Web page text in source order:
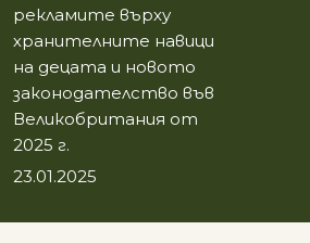
рекламите върху
хранителните навици
на децата и новото
законодателство във
Великобритания от
2025 г.
23.01.2025